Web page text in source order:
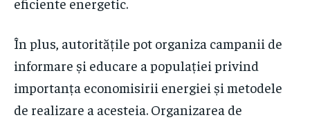
În plus, autoritățile pot organiza campanii de
informare și educare a populației privind
importanța economisirii energiei și metodele
de realizare a acesteia. Organizarea de